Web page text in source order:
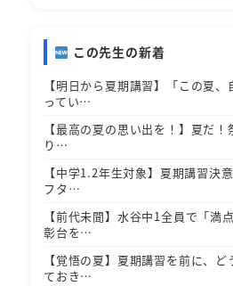
この先生の新着
【明日から夏期講習】「この夏
ってい…
【最高の夏の思い出を！】夏だ
り…
【中学1.2年生対象】夏期講習決
フタ…
【前代未聞】水谷中1全員で「満
彰台を…
【覚悟の夏】夏期講習を前に、
ておき…